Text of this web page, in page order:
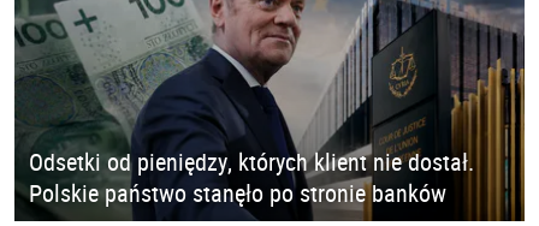
Odsetki od pieniędzy, których klient nie dostał.
Polskie państwo stanęło po stronie banków